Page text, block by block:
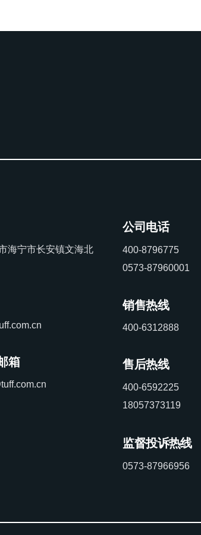
海宁市长安镇文海北
箱
公司电话
400-8796775
0573-87960001
销售热线
400-6312888
售后热线
400-6592225
18057373119
监督投诉热线
0573-87966956